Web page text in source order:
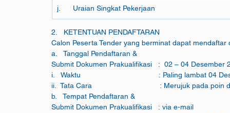
j.      Uraian Singkat Pekerjaan
2.   KETENTUAN PENDAFTARAN
Calon Peserta Tender yang berminat dapat
a.   Tanggal Pendaftaran &
Submit Dokumen Prakualifikasi   :  02 – 04 Desember
i.   Waktu                                      : Paling
ii.  Tata Cara                                 : Merujuk pada
b.   Tempat Pendaftaran &
Submit Dokumen Prakualifikasi   : via e-mail